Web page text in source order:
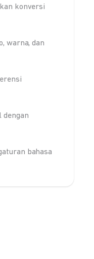
konversi
warna, dan
dengan
bahasa